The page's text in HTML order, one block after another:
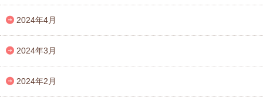
2024年4月
2024年3月
2024年2月